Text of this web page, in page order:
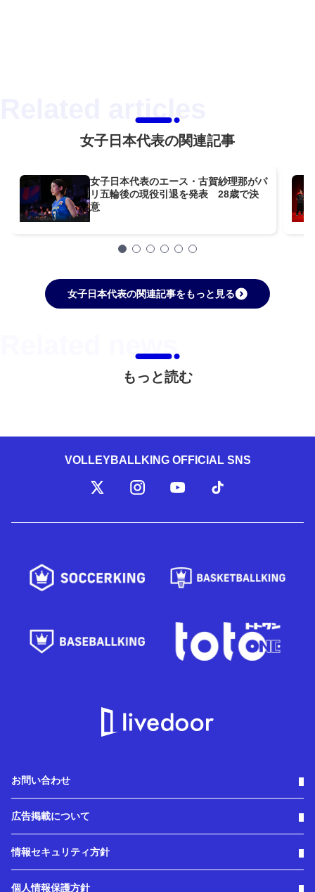
女子日本代表の関連記事
女子日本代表のエース・古賀紗理那がパ
リ五輪後の現役引退を発表 28歳で決
意
女子日本代表の関連記事をもっと見る
もっと読む
VOLLEYBALLKING OFFICIAL SNS
お問い合わせ
広告掲載について
情報セキュリティ方針
個人情報保護方針